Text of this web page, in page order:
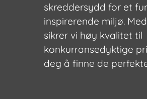
skreddersydd for et
inspirerende miljø.
sikrer vi høy kvalitet til
konkurransedyktige
deg å finne de